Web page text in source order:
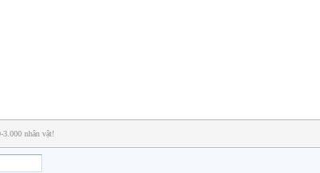
3.000 nhân vật!